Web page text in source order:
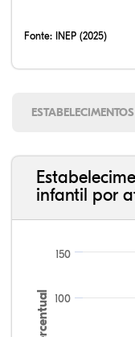
Fonte: INEP (2025)
infantil por
Percentual 100
150